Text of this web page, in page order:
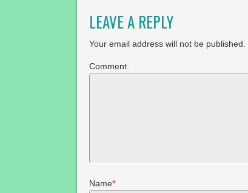
LEAVE A REPLY
Your email address will not be published.
Comment
Name*